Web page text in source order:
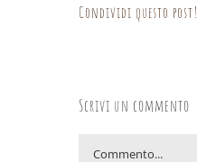
Condividi questo post!
Scrivi un commento